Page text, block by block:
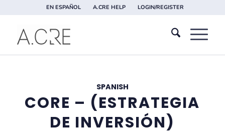
EN ESPAÑOL A.CRE HELP LOGIN/REGISTER
SPANISH
CORE – (ESTRATEGIA
DE INVERSIÓN)